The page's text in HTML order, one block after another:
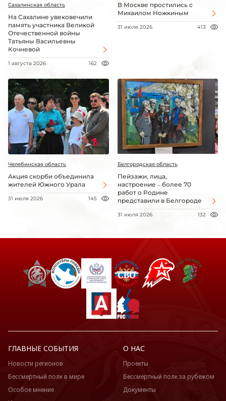
Сахалинская область
На Сахалине увековечили
память участника Великой
Отечественной войны
Татьяны Васильевны
Кочневой
1 августа 2026 162
В Москве простились с
Михаилом Ножкиным
31 июля 2026 413
Челябинская область
Акция скорби объединила
жителей Южного Урала
31 июля 2026 145
Белгородская область
Пейзажи, лица,
настроение – более 70
работ о Родине
представили в Белгороде
31 июля 2026 132
ГЛАВНЫЕ СОБЫТИЯ
Новости регионов
Бессмертный полк в мире
Особое мнение
О НАС
Проекты
Бессмертный полк за рубежом
Документы